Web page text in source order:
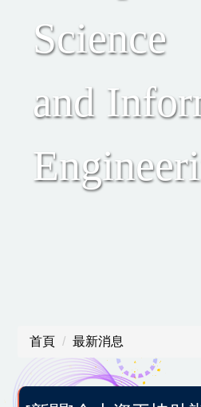
Science
and
回金門大學網站
課程資訊
教育環境介紹
系學會
首頁 最新消息